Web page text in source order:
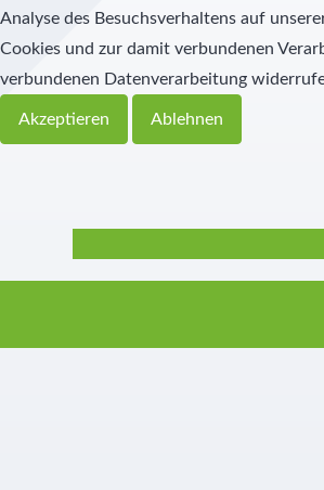
Analyse des Besuchsverhaltens auf
Cookies und zur damit verbundenen
verbundenen Datenverarbeitung
Akzeptieren Ablehnen